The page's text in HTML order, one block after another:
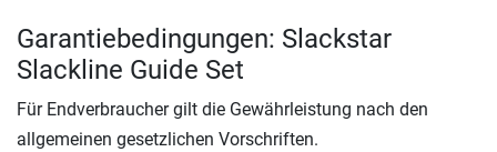
Garantiebedingungen: Slackstar
Slackline Guide Set
Für Endverbraucher gilt die Gewährleistung nach den
allgemeinen gesetzlichen Vorschriften.